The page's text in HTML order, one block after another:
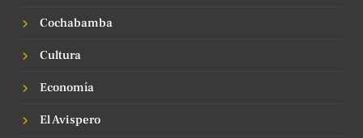
Cochabamba
Cultura
Economía
El Avispero